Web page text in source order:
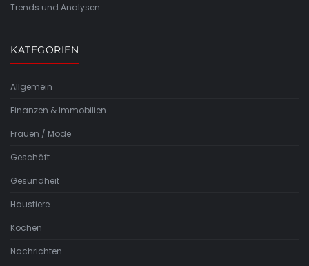
Trends und Analysen.
KATEGORIEN
Allgemein
Finanzen & Immobilien
Frauen / Mode
Geschäft
Gesundheit
Haustiere
Kochen
Nachrichten